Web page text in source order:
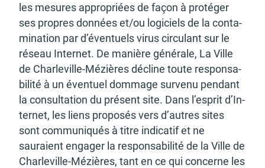
les mesures appro­priées de façon à proté­ger
ses propres données et/ou logi­ciels de la conta­
mi­na­tion par d’éven­tuels virus circu­lant sur le
réseau Inter­net. De manière géné­rale, La Ville
de Char­le­ville-Mézières décline toute respon­sa­
bi­lité à un éven­tuel dommage survenu pendant
la consul­ta­tion du présent site. Dans l’es­prit d’In­
ter­net, les liens propo­sés vers d’autres sites
sont commu­niqués à titre indi­ca­tif et ne
sauraient enga­ger la respon­sa­bi­lité de la Ville de
Char­le­ville-Mézières, tant en ce qui concerne les